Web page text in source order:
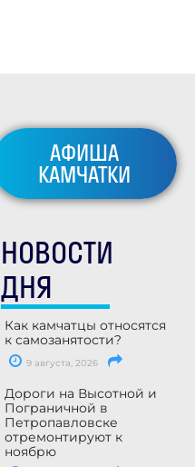
АФИША
КАМЧАТКИ
НОВОСТИ
ДНЯ
Как камчатцы относятся
к самозанятости?
9 августа, 2026
Дороги на Высотной и
Пограничной в
Петропавловске
отремонтируют к
ноябрю